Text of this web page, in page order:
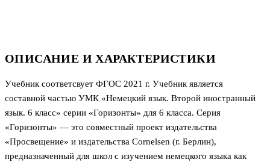
ОПИСАНИЕ И ХАРАКТЕРИСТИКИ
Учебник соответсвует ФГОС 2021 г. Учебник является
составной частью УМК «Немецкий язык. Второй иностранный
язык. 6 класс» серии «Горизонты» для 6 класса. Серия
«Горизонты» — это совместный проект издательства
«Просвещение» и издательства Cornelsen (г. Берлин),
предназначенный для школ с изучением немецкого языка как